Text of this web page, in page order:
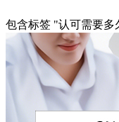
包含标签 "认可需要多